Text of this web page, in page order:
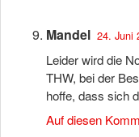
Mandel 24. Juni
Leider wird die
THW, bei der
hoffe, dass sich
Auf diesen